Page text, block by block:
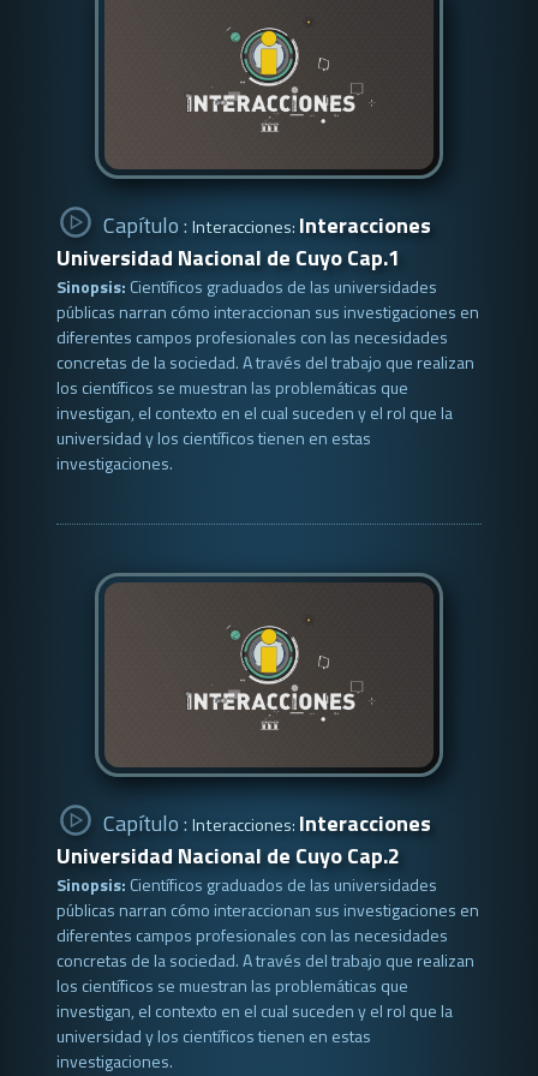
Capítulo : Interacciones: Interacciones
Universidad Nacional de Cuyo Cap.1
Sinopsis: Científicos graduados de las universidades
públicas narran cómo interaccionan sus investigaciones en
diferentes campos profesionales con las necesidades
concretas de la sociedad. A través del trabajo que realizan
los científicos se muestran las problemáticas que
investigan, el contexto en el cual suceden y el rol que la
universidad y los científicos tienen en estas
investigaciones.
Capítulo : Interacciones: Interacciones
Universidad Nacional de Cuyo Cap.2
Sinopsis: Científicos graduados de las universidades
públicas narran cómo interaccionan sus investigaciones en
diferentes campos profesionales con las necesidades
concretas de la sociedad. A través del trabajo que realizan
los científicos se muestran las problemáticas que
investigan, el contexto en el cual suceden y el rol que la
universidad y los científicos tienen en estas
investigaciones.